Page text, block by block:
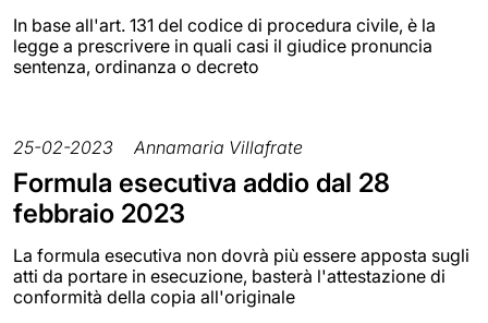
In base all'art. 131 del codice di procedura civile, è la
legge a prescrivere in quali casi il giudice pronuncia
sentenza, ordinanza o decreto
25-02-2023 Annamaria Villafrate
Formula esecutiva addio dal 28
febbraio 2023
La formula esecutiva non dovrà più essere apposta sugli
atti da portare in esecuzione, basterà l'attestazione di
conformità della copia all'originale